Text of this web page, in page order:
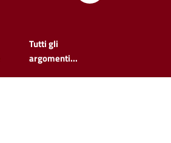
Tutti gli
argomenti...